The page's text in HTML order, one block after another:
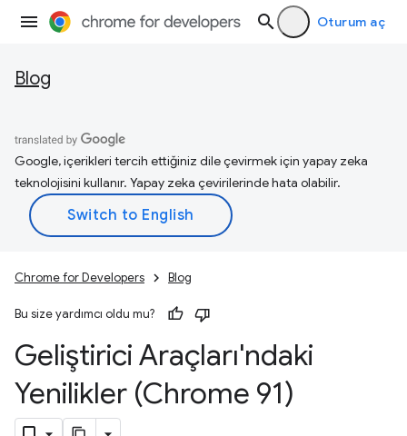
Oturum aç
Blog
Google, içerikleri tercih ettiğiniz dile çevirmek için yapay zeka
teknolojisini kullanır. Yapay zeka çevirilerinde hata olabilir.
Chrome for Developers Blog
Bu size yardımcı oldu mu?
Geliştirici Araçları'ndaki
Yenilikler (Chrome 91)